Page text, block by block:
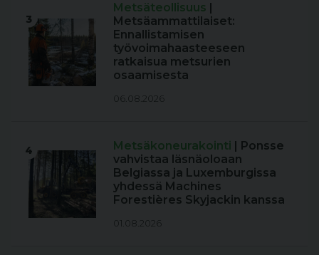
3
Metsäteollisuus |
Metsäammattilaiset:
Ennallistamisen
työvoimahaasteeseen
ratkaisua metsurien
osaamisesta
06.08.2026
4 Metsäkoneurakointi | Ponsse
vahvistaa läsnäoloaan
Belgiassa ja Luxemburgissa
yhdessä Machines
Forestières Skyjackin kanssa
01.08.2026